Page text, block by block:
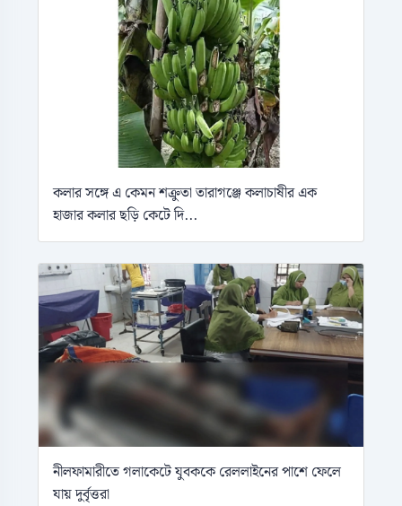
কলার সঙ্গে এ কেমন শক্রুতা তারাগঞ্জে কলাচাষীর এক
হাজার কলার ছড়ি কেটে দি...
নীলফামারীতে গলাকেটে যুবককে রেললাইনের পাশে ফেলে
যায় দুর্বৃত্তরা